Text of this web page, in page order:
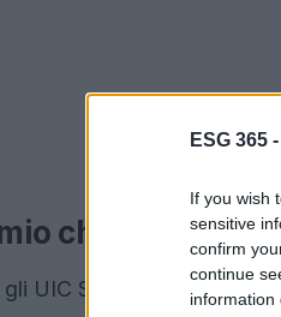
ESG 365 -
If you wish
sensitive
confirm
continue
information
che cresce
gli UIC Sustainability